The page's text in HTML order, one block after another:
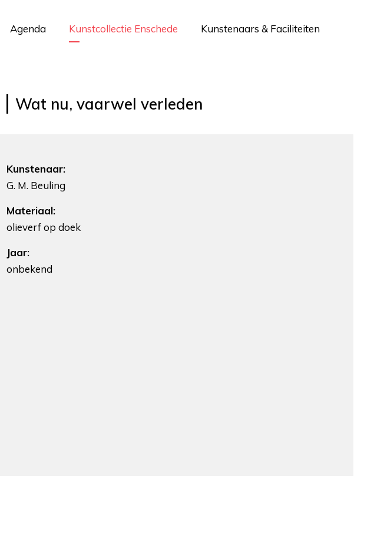
Agenda Kunstcollectie Enschede Kunstenaars & Faciliteiten
Wat nu, vaarwel verleden
Kunstenaar:
G. M. Beuling
Materiaal:
olieverf op doek
Jaar:
onbekend